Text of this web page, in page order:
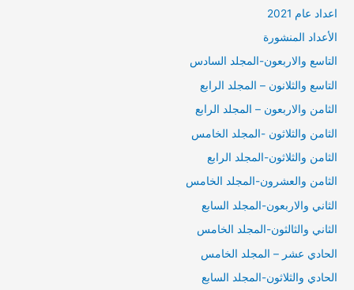
اعداد عام 2021
الأعداد المنشورة
التاسع والاربعون-المجلد السادس
التاسع والثلانون – المجلد الرابع
الثامن والاربعون – المجلد الرابع
الثامن والثلاثون -المجلد الخامس
الثامن والثلاثون-المجلد الرابع
الثامن والعشرون-المجلد الخامس
الثاني والاربعون-المجلد السابع
الثاني والثالثون-المجلد الخامس
الحادي عشر – المجلد الخامس
الحادي والثلاثون-المجلد السابع